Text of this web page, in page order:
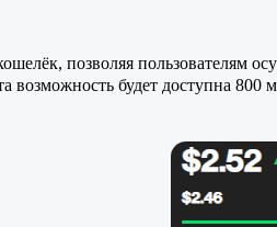
позволяя пользователям
возможность будет доступна